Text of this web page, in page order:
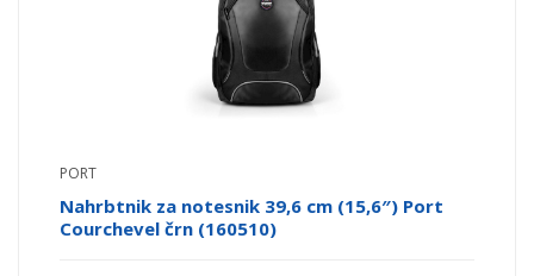
PORT
Nahrbtnik za notesnik 39,6 cm (15,6″) Port
Courchevel črn (160510)